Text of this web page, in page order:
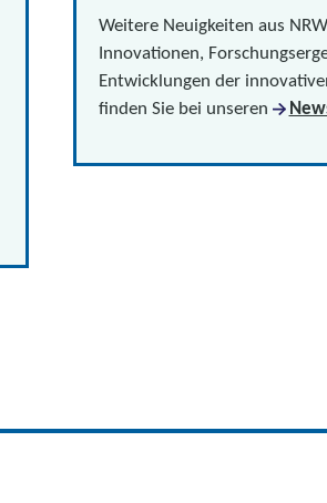
Weitere Neuigkeiten aus
Innovationen,
Entwicklungen der
finden Sie bei unseren